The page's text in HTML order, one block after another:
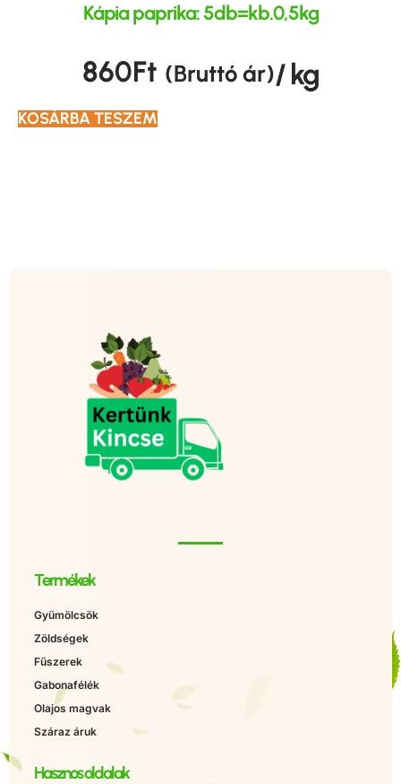
Kápia paprika: 5db=kb.0,5kg
860Ft (Bruttó ár)/ kg
KOSÁRBA TESZEM
Termékek
Gyümölcsök
Zöldségek
Fűszerek
Gabonafélék
Olajos magvak
Száraz áruk
Hasznos oldalak